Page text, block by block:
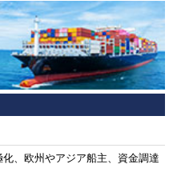
、欧州やアジア船主、資金調達